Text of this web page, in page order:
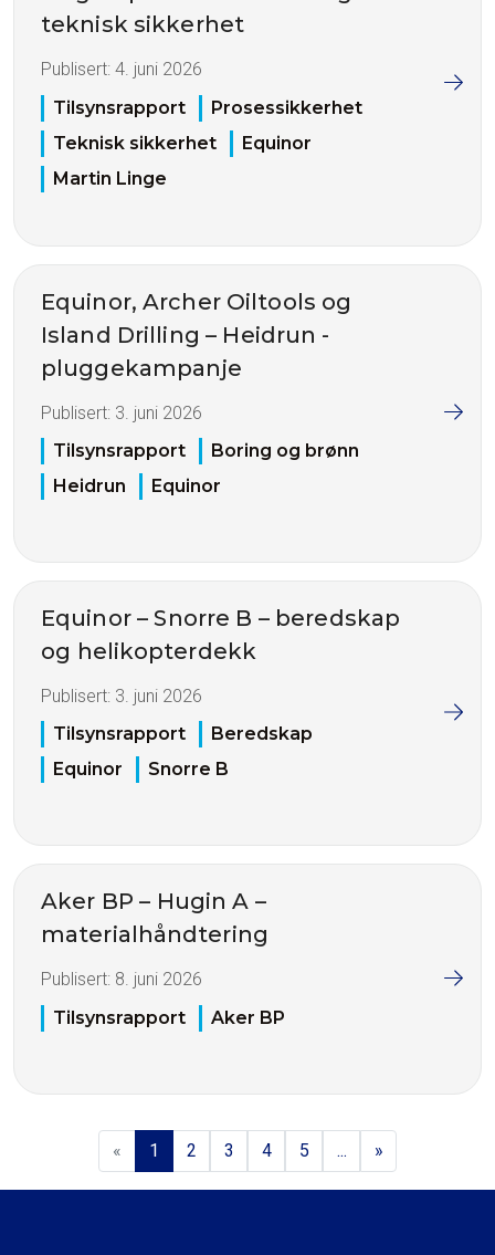
teknisk sikkerhet
Publisert: 4. juni 2026
Tilsynsrapport
Prosessikkerhet
Teknisk sikkerhet
Equinor
Martin Linge
Equinor, Archer Oiltools og
Island Drilling – Heidrun -
pluggekampanje
Publisert: 3. juni 2026
Tilsynsrapport
Boring og brønn
Heidrun
Equinor
Equinor – Snorre B – beredskap
og helikopterdekk
Publisert: 3. juni 2026
Tilsynsrapport
Beredskap
Equinor
Snorre B
Aker BP – Hugin A –
materialhåndtering
Publisert: 8. juni 2026
Tilsynsrapport
Aker BP
« 1 2 3 4 5 ... »